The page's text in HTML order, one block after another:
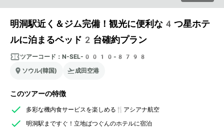
明洞駅近く＆ジム完備！観光に便利な4つ星ホテ
ルに泊まるベッド2台確約プラン
ツアーコード： N-SEL-0010-8798
ソウル(韓国)
成田空港
このツアーの特徴
多彩な機内食サービスを楽しめる🍴アシアナ航空
明洞駅まですぐ！立地ばつぐんのホテルに宿泊